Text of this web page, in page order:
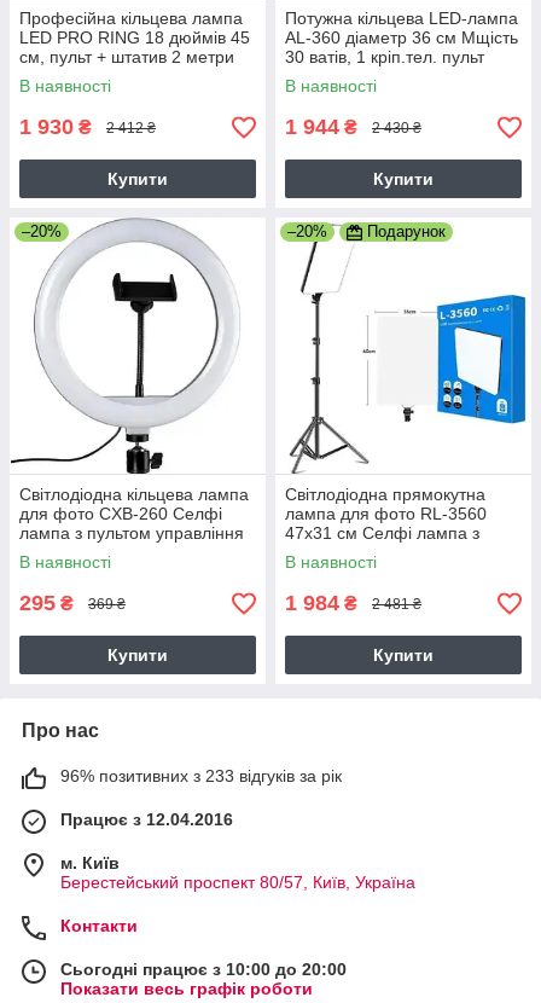
Професійна кільцева лампа
LED PRO RING 18 дюймів 45
см, пульт + штатив 2 метри
Потужність 55Ватт
В наявності
1 930 ₴ 2 412 ₴
Купити
Потужна кільцева LED-лампа
AL-360 діаметр 36 см Мщість
30 ватів, 1 кріп.тел. пульт
керування, 3 світлових тони
В наявності
1 944 ₴ 2 430 ₴
Купити
–20%
Світлодіодна кільцева лампа
для фото CXB-260 Селфі
лампа з пультом управління
26 см
В наявності
295 ₴ 369 ₴
Купити
–20% Подарунок
Світлодіодна прямокутна
лампа для фото RL-3560
47х31 см Селфі лампа з
пультом керування
В наявності
1 984 ₴ 2 481 ₴
Купити
Про нас
96% позитивних з 233 відгуків за рік
Працює з 12.04.2016
м. Київ
Берестейський проспект 80/57, Київ, Україна
Контакти
Сьогодні працює з 10:00 до 20:00
Показати весь графік роботи